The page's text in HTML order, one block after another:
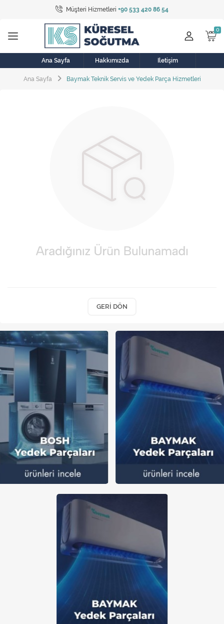
Müşteri Hizmetleri +90 533 420 86 54
Tüm Kategoriler
Bulaşık Makinesi
Buzdolabı
Çamaşır Kurutma Makinesi
Elektrikli Aksamlar
Elektrikli Süpürge
Fan
Klima
Musluk
Soğutma Sistemleri
Şofben ve Termosifon
Ana Sayfa Hakkımızda İletişim
Ana Sayfa Baymak Teknik Servis ve Yedek Parça Hizmetleri
GERI DÖN